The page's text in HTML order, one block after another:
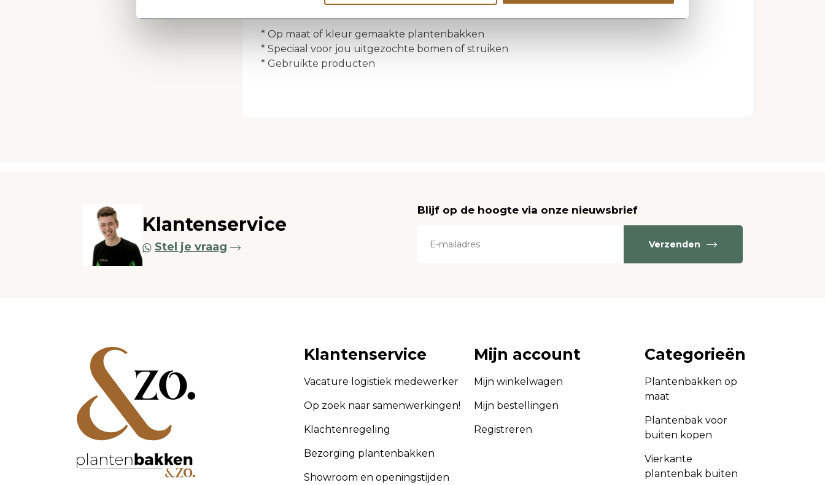
* Op maat of kleur gemaakte plantenbakken
* Speciaal voor jou uitgezochte bomen of struiken
* Gebruikte producten
Klantenservice
Stel je vraag
Blijf op de hoogte via onze nieuwsbrief
Verzenden
Klantenservice
Vacature logistiek medewerker
Op zoek naar samenwerkingen!
Klachtenregeling
Bezorging plantenbakken
Showroom en openingstijden
Mijn account
Mijn winkelwagen
Mijn bestellingen
Registreren
Categorieën
Plantenbakken op
maat
Plantenbak voor
buiten kopen
Vierkante
plantenbak buiten